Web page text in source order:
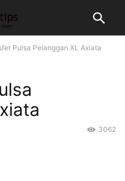
Pulsa Pelanggan XL Axiata
3062